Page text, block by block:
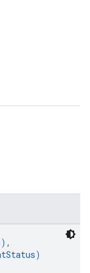
) ,
)